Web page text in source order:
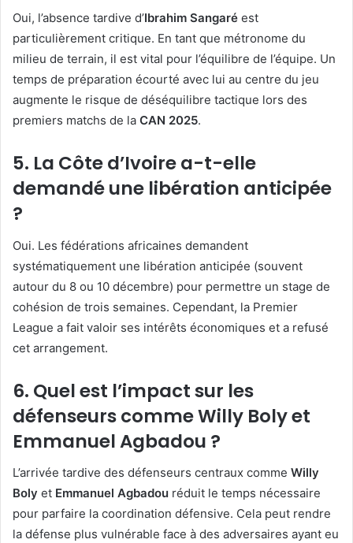
Oui, l’absence tardive d’Ibrahim Sangaré est
particulièrement critique. En tant que métronome du
milieu de terrain, il est vital pour l’équilibre de l’équipe. Un
temps de préparation écourté avec lui au centre du jeu
augmente le risque de déséquilibre tactique lors des
premiers matchs de la CAN 2025.
5. La Côte d’Ivoire a-t-elle
demandé une libération anticipée
?
Oui. Les fédérations africaines demandent
systématiquement une libération anticipée (souvent
autour du 8 ou 10 décembre) pour permettre un stage de
cohésion de trois semaines. Cependant, la Premier
League a fait valoir ses intérêts économiques et a refusé
cet arrangement.
6. Quel est l’impact sur les
défenseurs comme Willy Boly et
Emmanuel Agbadou ?
L’arrivée tardive des défenseurs centraux comme Willy
Boly et Emmanuel Agbadou réduit le temps nécessaire
pour parfaire la coordination défensive. Cela peut rendre
la défense plus vulnérable face à des adversaires ayant eu